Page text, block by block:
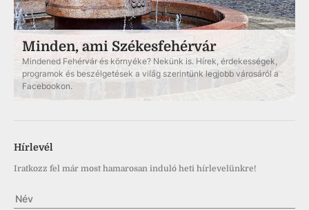
Minden, ami Székesfehérvár
Mindened Fehérvár és környéke? Nekünk is. Hírek, érdekességek,
programok és beszélgetések a világ szerintünk legjobb városáról a
Facebookon.
Hírlevél
Iratkozz fel már most hamarosan induló heti hírlevelünkre!